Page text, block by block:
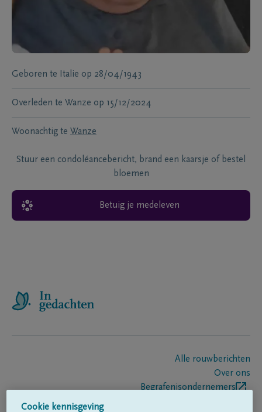
Geboren te Italie op 28/04/1943
Overleden te Wanze op 15/12/2024
Woonachtig te Wanze
Stuur een condoléancebericht, brand een kaarsje of bestel
bloemen
Betuig je medeleven
Alle rouwberichten
Over ons
Begrafenisondernemers
Cookie kennisgeving